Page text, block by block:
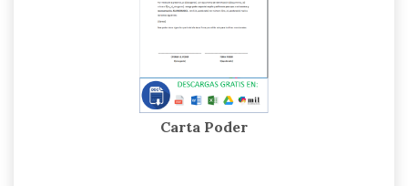
Carta Poder